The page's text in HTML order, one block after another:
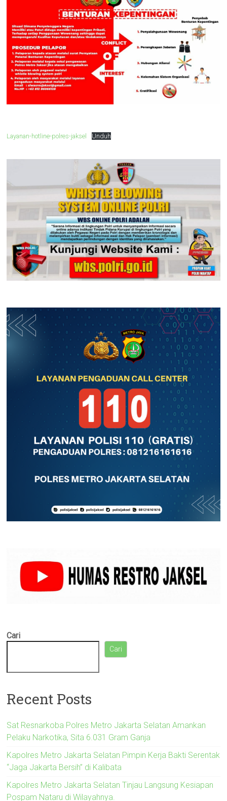
Layanan-hotline-polres-jaksel Unduh
Cari
Cari
Recent Posts
Sat Resnarkoba Polres Metro Jakarta Selatan Amankan
Pelaku Narkotika, Sita 6.031 Gram Ganja
Kapolres Metro Jakarta Selatan Pimpin Kerja Bakti Serentak
“Jaga Jakarta Bersih” di Kalibata
Kapolres Metro Jakarta Selatan Tinjau Langsung Kesiapan
Pospam Nataru di Wilayahnya.